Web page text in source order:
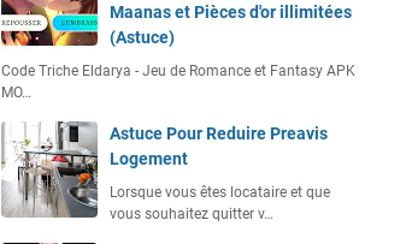
Maanas et Pièces d'or illimitées
(Astuce)
Code Triche Eldarya - Jeu de Romance et Fantasy APK
MO…
Astuce Pour Reduire Preavis
Logement
Lorsque vous êtes locataire et que
vous souhaitez quitter v…